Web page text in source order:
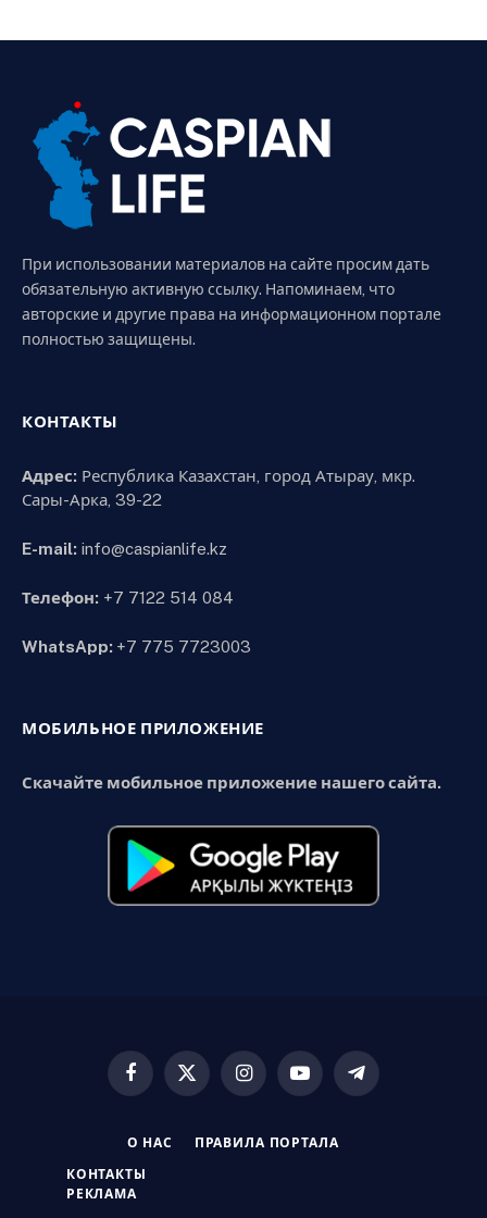
При использовании материалов на сайте просим дать
обязательную активную ссылку. Напоминаем, что
авторские и другие права на информационном портале
полностью защищены.
КОНТАКТЫ
Адрес: Республика Казахстан, город Атырау, мкр.
Сары-Арка, 39-22
E-mail: info@caspianlife.kz
Телефон: +7 7122 514 084
WhatsApp: +7 775 7723003
МОБИЛЬНОЕ ПРИЛОЖЕНИЕ
Скачайте мобильное приложение нашего сайта.
Facebook
X
InstagramYouTubeTelegram
О НАС ПРАВИЛА ПОРТАЛА
КОНТАКТЫ
РЕКЛАМА